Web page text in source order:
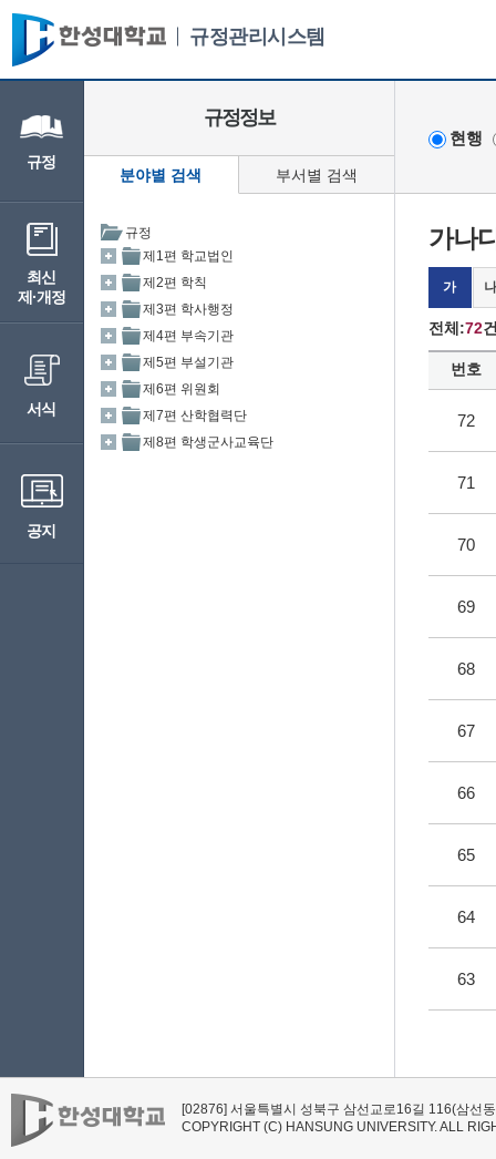
규정관리시스템
규정
최신
제·개정
서식
공지
규정정보
분야별 검색 부서별 검색
현행
가나
가 나
전체:72
번호
72
71
70
69
68
67
66
65
64
63
[02876] 서울특별시 성북구 삼선교로16길 116(삼선
COPYRIGHT (C) HANSUNG UNIVERSITY. ALL